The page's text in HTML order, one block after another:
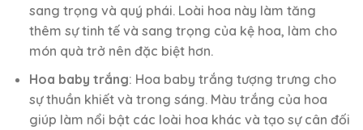
sang trọng và quý phái. Loài hoa này làm tăng
thêm sự tinh tế và sang trọng của kệ hoa, làm cho
món quà trở nên đặc biệt hơn.
Hoa baby trắng: Hoa baby trắng tượng trưng cho
sự thuần khiết và trong sáng. Màu trắng của hoa
giúp làm nổi bật các loài hoa khác và tạo sự cân đối